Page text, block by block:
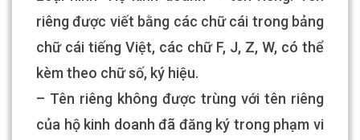
riêng được viết bằng các chữ cái trong bảng
chữ cái tiếng Việt, các chữ F, J, Z, W, có thể
kèm theo chữ số, ký hiệu.
– Tên riêng không được trùng với tên riêng
của hộ kinh doanh đã đăng ký trong phạm vi